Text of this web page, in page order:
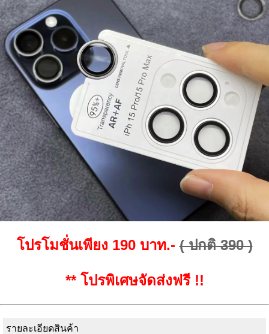
โปรโมชั่นเพียง 190 บาท.- ( ปกติ 390 )
** โปรพิเศษจัดส่งฟรี !!
รายละเอียดสินค้า